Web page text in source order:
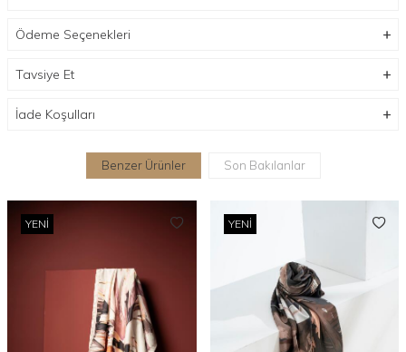
Ödeme Seçenekleri
Tavsiye Et
İade Koşulları
Benzer Ürünler Son Bakılanlar
YENI YENI